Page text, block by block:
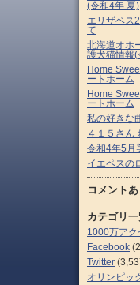
(令和4年 夏)
エリザベス
て
北海道オホ
護犬猫情報
Home
ートホーム
Home
ートホーム
私の好きな
４１５さん
令和4年5月
イエペスの
コメント
カテゴリ
1000万アク
Facebook
Twitter
オリンピッ